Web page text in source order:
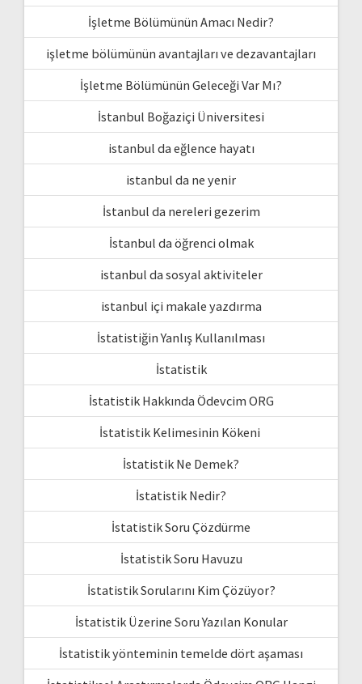
İşletme Bölümünün Amacı Nedir?
işletme bölümünün avantajları ve dezavantajları
İşletme Bölümünün Geleceği Var Mı?
İstanbul Boğaziçi Üniversitesi
istanbul da eğlence hayatı
istanbul da ne yenir
İstanbul da nereleri gezerim
İstanbul da öğrenci olmak
istanbul da sosyal aktiviteler
istanbul içi makale yazdırma
İstatistiğin Yanlış Kullanılması
İstatistik
İstatistik Hakkında Ödevcim ORG
İstatistik Kelimesinin Kökeni
İstatistik Ne Demek?
İstatistik Nedir?
İstatistik Soru Çözdürme
İstatistik Soru Havuzu
İstatistik Sorularını Kim Çözüyor?
İstatistik Üzerine Soru Yazılan Konular
İstatistik yönteminin temelde dört aşaması